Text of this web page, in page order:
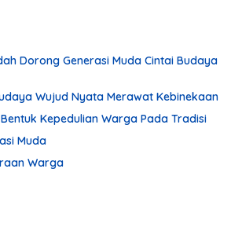
Dorong Generasi Muda Cintai Budaya
Wujud Nyata Merawat Kebinekaan
Kepedulian Warga Pada Tradisi
Muda
Warga